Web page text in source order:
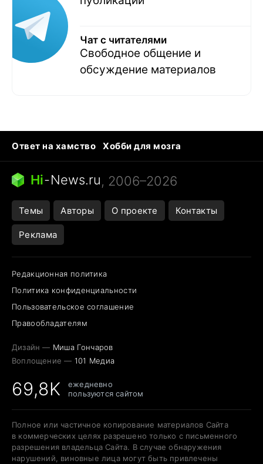
Чат с читателями
Свободное общение и
обсуждение материалов
Ответ на хамство
Хобби для мозга
Бензин 100 vs 95
Тунцы в океанариуме
Следующая пандемия
Hi-News.ru, 2006–2026
Темы Авторы О проекте Контакты
Реклама
Редакционная политика
Политика конфиденциальности
Пользовательское соглашение
Правообладателям
Дизайн — Миша Гончаров
Воплощение — 101 Медиа
69,8K
ежедневно
пользуются сайтом
Полное или частичное копирование материалов Сайта
в коммерческих целях разрешено только с письменного
разрешения владельца Сайта. В случае обнаружения
нарушений, виновные лица могут быть привлечены